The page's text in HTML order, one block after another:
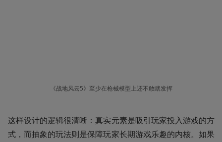
《战地风云5》至少在枪械模型上还不敢瞎发挥
这样设计的逻辑很清晰：真实元素是吸引玩家投入游戏的方
式，而抽象的玩法则是保障玩家长期游戏乐趣的内核。如果